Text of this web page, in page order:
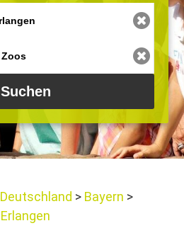
Deutschland
Bayern
Erlangen